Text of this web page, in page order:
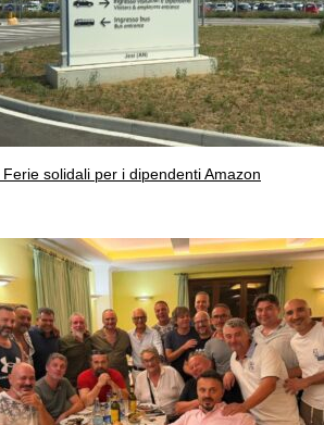
Ferie solidali per i dipendenti Amazon